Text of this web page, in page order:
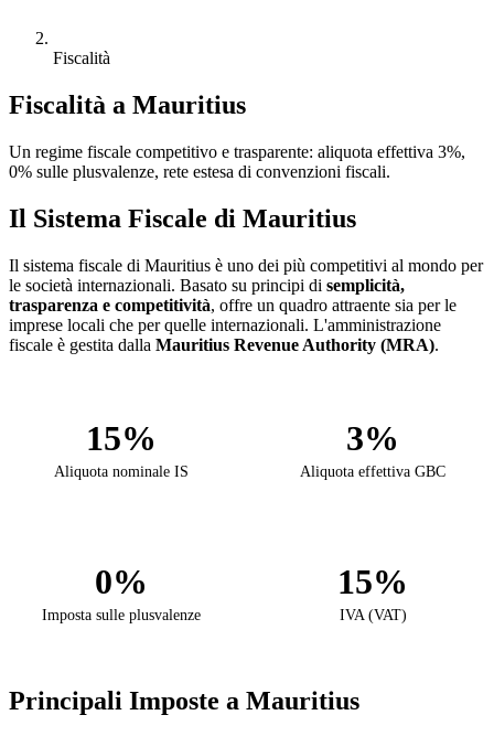
Fiscalità
Fiscalità a Mauritius
Un regime fiscale competitivo e trasparente: aliquota effettiva 3%,
0% sulle plusvalenze, rete estesa di convenzioni fiscali.
Il Sistema Fiscale di Mauritius
Il sistema fiscale di Mauritius è uno dei più competitivi al mondo per
le società internazionali. Basato su principi di semplicità,
trasparenza e competitività, offre un quadro attraente sia per le
imprese locali che per quelle internazionali. L'amministrazione
fiscale è gestita dalla Mauritius Revenue Authority (MRA).
15%
Aliquota nominale IS
3%
Aliquota effettiva GBC
0%
Imposta sulle plusvalenze
15%
IVA (VAT)
Principali Imposte a Mauritius